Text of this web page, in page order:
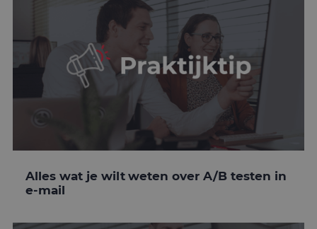
Alles wat je wilt weten over A/B testen in
e-mail